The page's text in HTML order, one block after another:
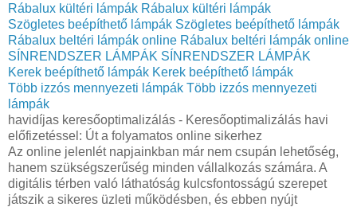
Rábalux kültéri lámpák Rábalux kültéri lámpák
Szögletes beépíthető lámpák Szögletes beépíthető lámpák
Rábalux beltéri lámpák online Rábalux beltéri lámpák online
SÍNRENDSZER LÁMPÁK SÍNRENDSZER LÁMPÁK
Kerek beépíthető lámpák Kerek beépíthető lámpák
Több izzós mennyezeti lámpák Több izzós mennyezeti
lámpák
havidíjas keresőoptimalizálás - Keresőoptimalizálás havi
előfizetéssel: Út a folyamatos online sikerhez
Az online jelenlét napjainkban már nem csupán lehetőség,
hanem szükségszerűség minden vállalkozás számára. A
digitális térben való láthatóság kulcsfontosságú szerepet
játszik a sikeres üzleti működésben, és ebben nyújt